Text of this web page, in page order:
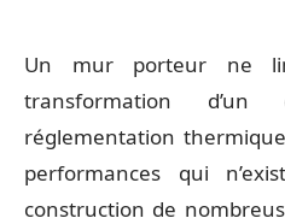
Un mur porteur ne
transformation
réglementation
performances qui
construction de